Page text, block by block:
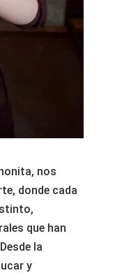
nos
donde cada
que han
la
y